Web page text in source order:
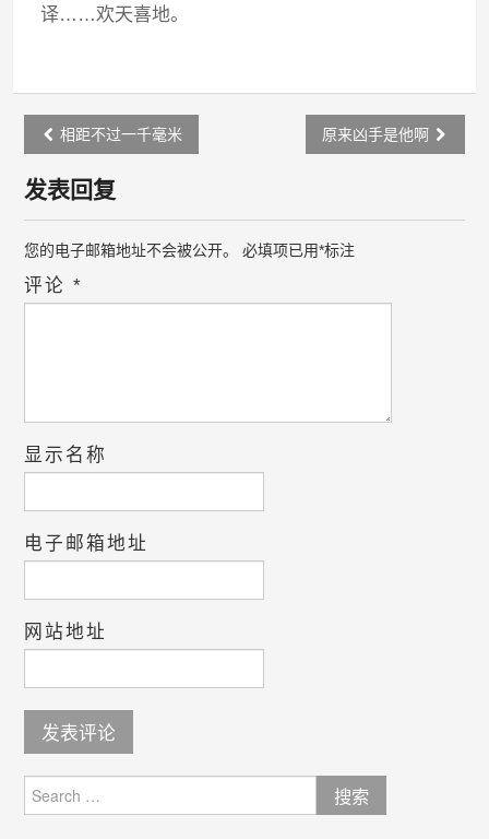
译……欢天喜地。
Post
navigation
相距不过一千毫米 原来凶手是他啊
发表回复
您的电子邮箱地址不会被公开。 必填项已用*标注
评论*
显示名称
电子邮箱地址
网站地址
for: